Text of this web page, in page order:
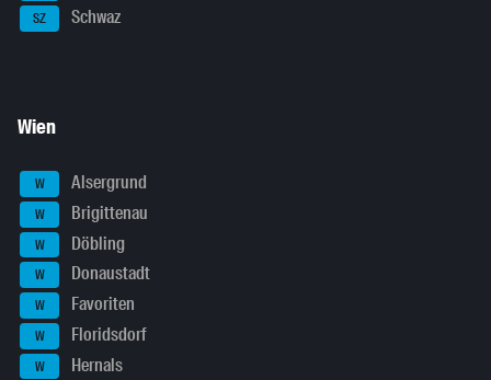
SZ Schwaz
Wien
W Alsergrund
W Brigittenau
W Döbling
W Donaustadt
W Favoriten
W Floridsdorf
W Hernals